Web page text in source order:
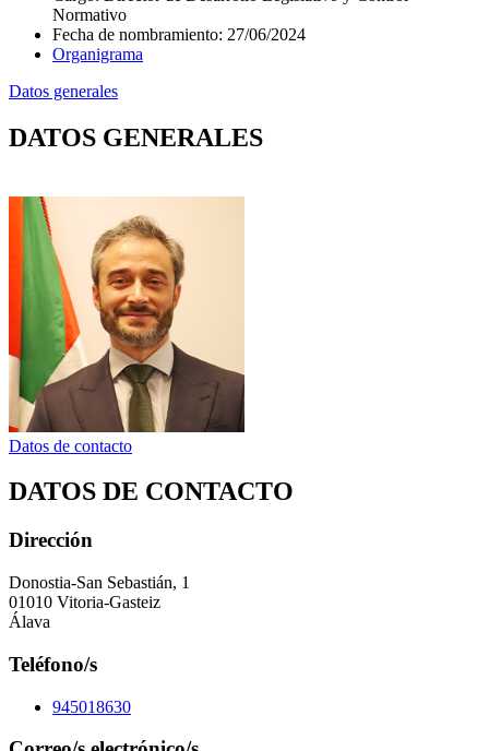
Normativo
Fecha de nombramiento: 27/06/2024
Organigrama
Datos generales
DATOS GENERALES
Datos de contacto
DATOS DE CONTACTO
Dirección
Donostia-San Sebastián, 1
01010 Vitoria-Gasteiz
Álava
Teléfono/s
945018630